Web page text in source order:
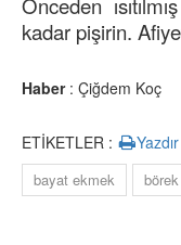
Önceden
kadar pişirin.
Haber: Çiğdem Koç
ETİKETLER : Yazdır
bayat ekmek börek